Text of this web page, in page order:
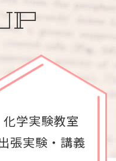
化学実験教室
張実験・講義